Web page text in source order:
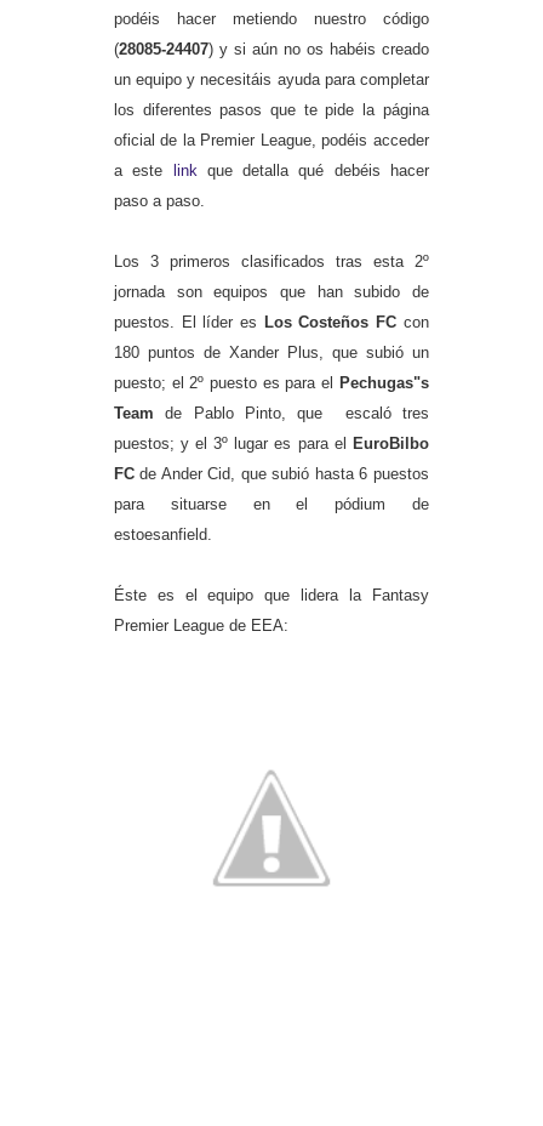
podéis hacer metiendo nuestro código
(28085-24407) y si aún no os habéis creado
un equipo y necesitáis ayuda para completar
los diferentes pasos que te pide la página
oficial de la Premier League, podéis acceder
a este link que detalla qué debéis hacer
paso a paso.
Los 3 primeros clasificados tras esta 2º
jornada son equipos que han subido de
puestos. El líder es Los Costeños FC con
180 puntos de Xander Plus, que subió un
puesto; el 2º puesto es para el Pechugas"s
Team de Pablo Pinto, que escaló tres
puestos; y el 3º lugar es para el EuroBilbo
FC de Ander Cid, que subió hasta 6 puestos
para situarse en el pódium de
estoesanfield.
Éste es el equipo que lidera la Fantasy
Premier League de EEA: